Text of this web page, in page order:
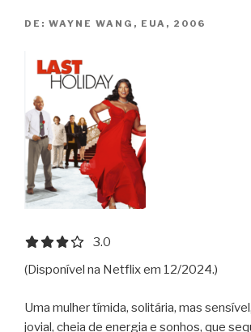
Scandal”
DE: WAYNE WANG, EUA, 2006
3.0 out of 5.0 stars
3.0
(Disponível na Netflix em 12/2024.)
Uma mulher tímida, solitária, mas
jovial, cheia de energia e sonhos, que